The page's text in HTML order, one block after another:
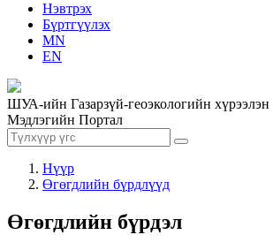
Нэвтрэх
Бүртгүүлэх
MN
EN
ШУА-ийн Газарзүй-геоэкологийн хүрээлэн
Мэдлэгийн Портал
Нүүр
Өгөгдлийн бүрдлүүд
Өгөгдлийн бүрдэл